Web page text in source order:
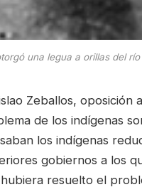
una legua a orillas del
Zeballos, oposición
de los indígenas
los indígenas
gobiernos a los
resuelto el